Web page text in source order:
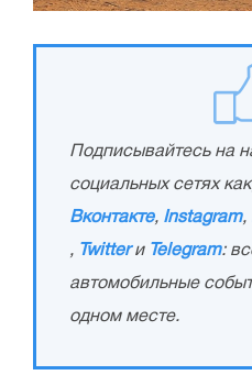
Подписывайтесь на
социальных сетях
Вконтакте, Instagram,
, Twitterи Telegram:
автомобильные
одном месте.